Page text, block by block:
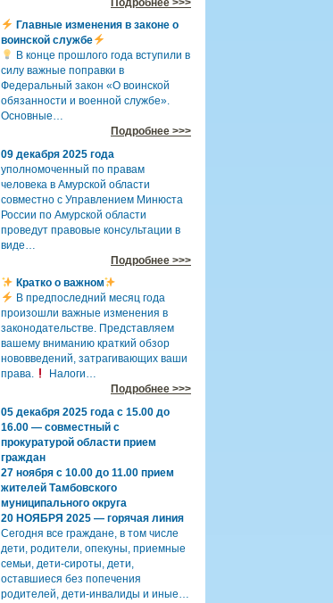
Главные изменения в законе о
воинской службе
В конце прошлого года вступили в
силу важные поправки в
Федеральный закон «О воинской
обязанности и военной службе».
Основные…
Подробнее >>>
09 декабря 2025 года
уполномоченный по правам
человека в Амурской области
совместно с Управлением Минюста
России по Амурской области
проведут правовые консультации в
виде…
Подробнее >>>
Кратко о важном
В предпоследний месяц года
произошли важные изменения в
законодательстве. Представляем
вашему вниманию краткий обзор
нововведений, затрагивающих ваши
права.
Налоги…
Подробнее >>>
05 декабря 2025 года с 15.00 до
16.00 — совместный с
прокуратурой области прием
граждан
27 ноября с 10.00 до 11.00 прием
жителей Тамбовского
муниципального округа
20 НОЯБРЯ 2025 — горячая линия
Сегодня все граждане, в том числе
дети, родители, опекуны, приемные
семьи, дети-сироты, дети,
оставшиеся без попечения
родителей, дети-инвалиды и иные…